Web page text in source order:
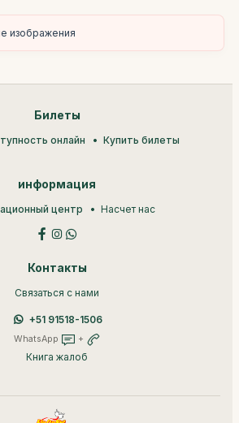
изображения
Билеты
онлайн Купить билеты
информация
центр Насчет нас
Контакты
Связаться с нами
+51 91518-1506
WhatsApp +
Книга жалоб